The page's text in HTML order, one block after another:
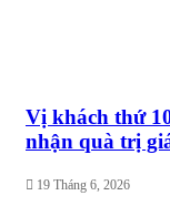
Vị khách thứ
nhận quà trị
19 Tháng 6, 2026